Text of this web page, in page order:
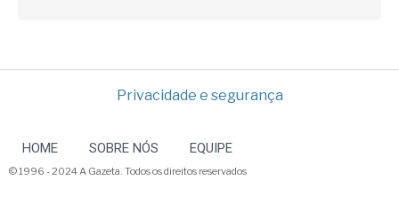
Privacidade e segurança
HOME SOBRE NÓS EQUIPE
© 1996 - 2024 A Gazeta. Todos os direitos reservados